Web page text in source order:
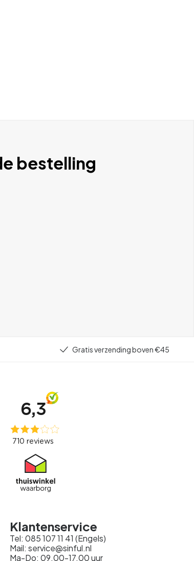
bestelling
Gratis verzending boven €45
Klantenservice
Tel: 085 107 11 41 (Engels)
Mail: service@sinful.nl
Ma-Do: 09.00-17.00 uur